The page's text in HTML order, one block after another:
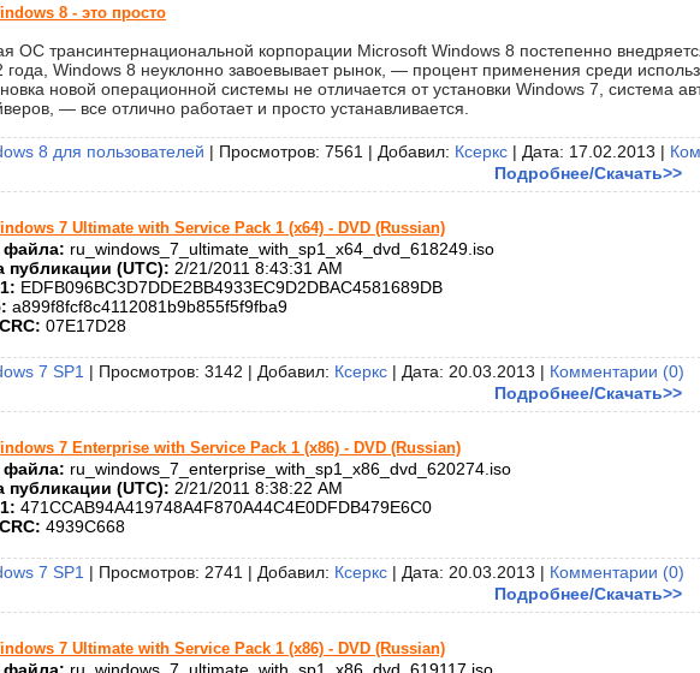
8 - это просто
ОС трансинтернациональной корпорации Microsoft Windows 8 постепенно
года, Windows 8 неуклонно завоевывает рынок, — процент применения среди
новой операционной системы не отличается от установки Windows 7, система
— все отлично работает и просто устанавливается.
8 для пользователей | Просмотров: 7561 | Добавил: Ксеркс | Дата: 17.02.2013 |
Подробнее/Скачать>>
7 Ultimate with Service Pack 1 (x64) - DVD (Russian)
файла: ru_windows_7_ultimate_with_sp1_x64_dvd_618249.iso
публикации (UTC): 2/21/2011 8:43:31 AM
EDFB096BC3D7DDE2BB4933EC9D2DBAC4581689DB
a899f8fcf8c4112081b9b855f5f9fba9
07E17D28
7 SP1 | Просмотров: 3142 | Добавил: Ксеркс | Дата: 20.03.2013 | Комментарии (0)
Подробнее/Скачать>>
7 Enterprise with Service Pack 1 (x86) - DVD (Russian)
файла: ru_windows_7_enterprise_with_sp1_x86_dvd_620274.iso
публикации (UTC): 2/21/2011 8:38:22 AM
471CCAB94A419748A4F870A44C4E0DFDB479E6C0
4939C668
7 SP1 | Просмотров: 2741 | Добавил: Ксеркс | Дата: 20.03.2013 | Комментарии (0)
Подробнее/Скачать>>
7 Ultimate with Service Pack 1 (x86) - DVD (Russian)